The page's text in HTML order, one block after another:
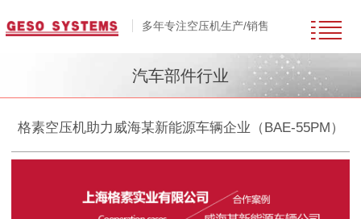
多年专注空压机生产/销售
汽车部件行业
格素空压机助力威海某新能源车辆企业（BAE-55PM）